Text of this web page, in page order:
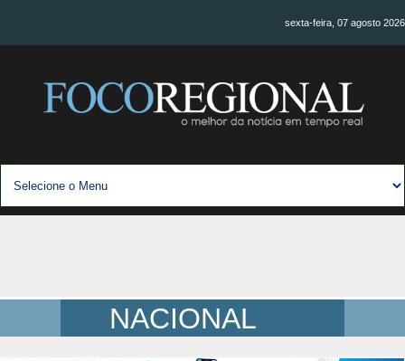
sexta-feira, 07 agosto 2026
NACIONAL